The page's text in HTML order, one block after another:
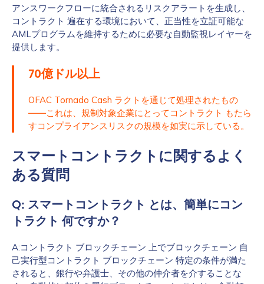
アンスワークフローに統合されるリスクアラートを生成し、
コントラクト 遍在する環境において、正当性を立証可能な
AMLプログラムを維持するために必要な自動監視レイヤーを
提供します。
70億ドル以上
OFAC Tornado Cash ラクトを通じて処理されたもの
――これは、規制対象企業にとってコントラクト もたら
すコンプライアンスリスクの規模を如実に示している。
スマートコントラクトに関するよく
ある質問
Q: スマートコントラクト とは、簡単にコン
トラクト 何ですか？
A:コントラクト ブロックチェーン 上でブロックチェーン 自
己実行型コントラクト ブロックチェーン 特定の条件が満た
されると、銀行や弁護士、その他の仲介者を介することな